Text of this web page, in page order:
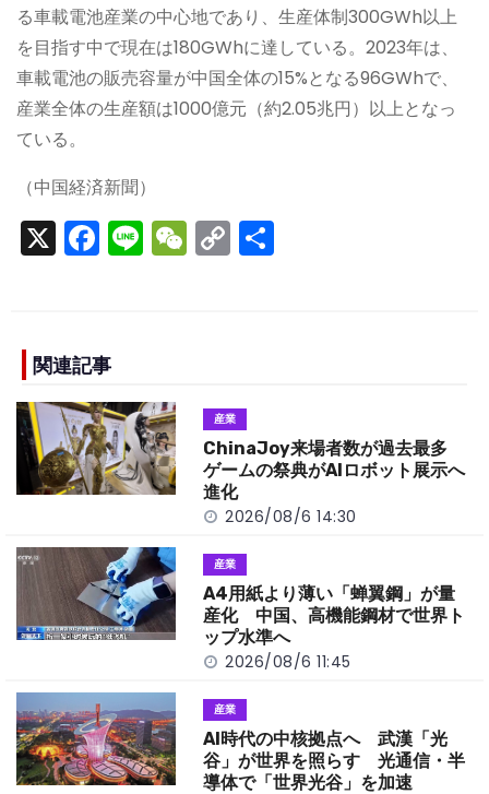
る車載電池産業の中心地であり、生産体制300GWh以上
を目指す中で現在は180GWhに達している。2023年は、
車載電池の販売容量が中国全体の15%となる96GWhで、
産業全体の生産額は1000億元（約2.05兆円）以上となっ
ている。
（中国経済新聞）
X F
a
e
b
o
o
k
Li
n
W
e
C
o
n
k
関連記事
産業
ChinaJoy来場者数が過去最多
ゲームの祭典がAIロボット展示へ
進化
2026/08/6 14:30
産業
A4用紙より薄い「蝉翼鋼」が量
産化 中国、高機能鋼材で世界ト
ップ水準へ
2026/08/6 11:45
産業
AI時代の中核拠点へ 武漢「光
谷」が世界を照らす 光通信・半
導体で「世界光谷」を加速